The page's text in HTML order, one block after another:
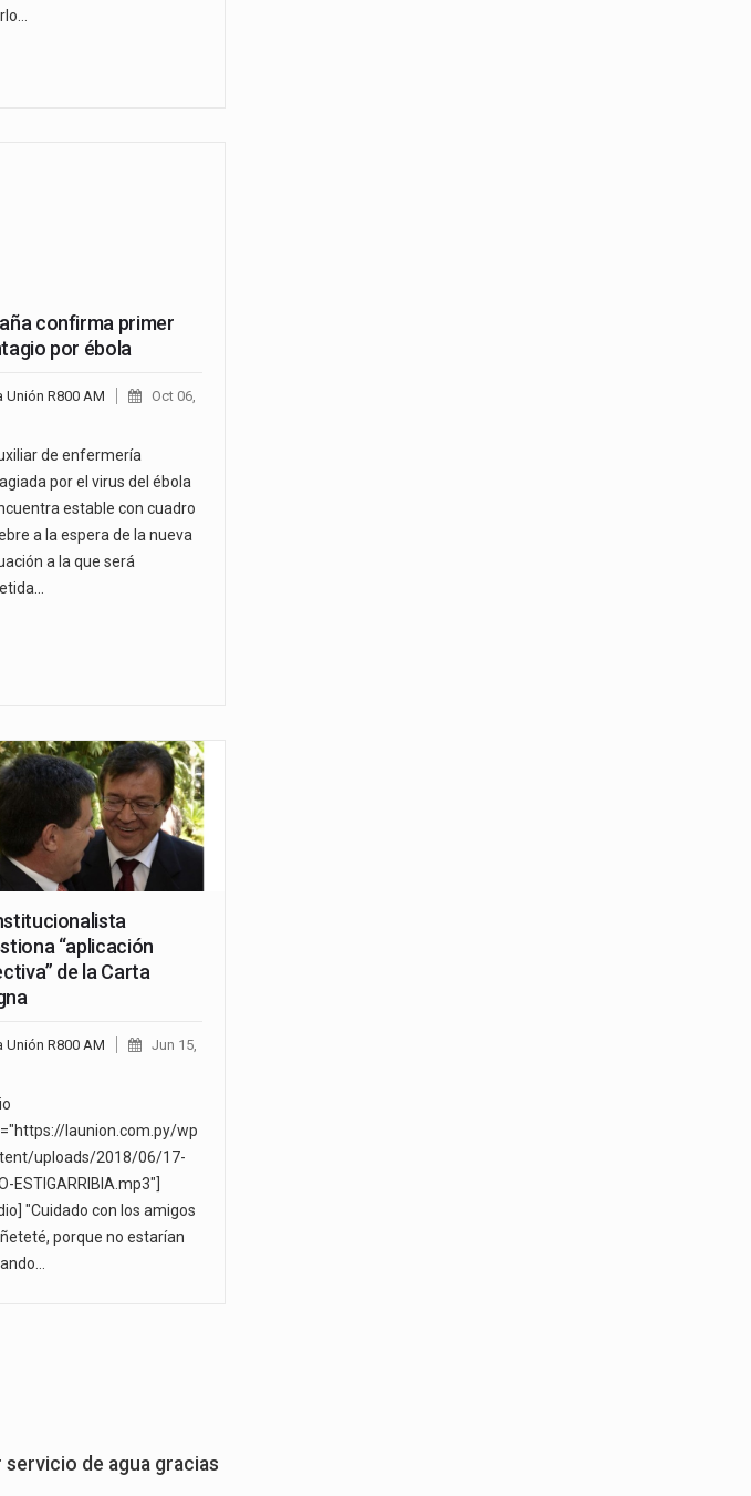
confirma primer
por ébola
Unión R800 AM
Oct 06,
de enfermería
por el virus del ébola
estable con cuadro
a la espera de la nueva
a la que será
“aplicación
de la Carta
Unión R800 AM
Jun 15,
launion.com.py/wp
uploads/2018/06/17-
ESTIGARRIBIA.mp3"]
"Cuidado con los amigos
porque no estarían
de agua gracias